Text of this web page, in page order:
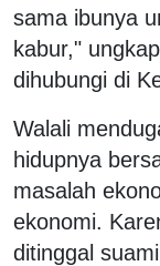
sama ibunya
kabur,"
dihubungi di
Walali
hidupnya
masalah
ekonomi.
ditinggal